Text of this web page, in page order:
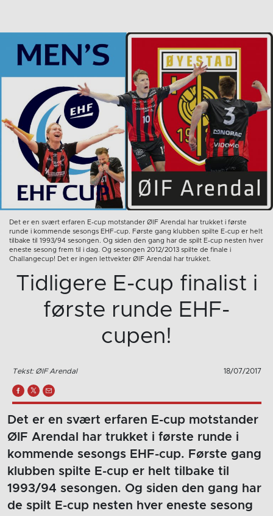
Det er en svært erfaren E-cup motstander ØIF Arendal har trukket i første
runde i kommende sesongs EHF-cup. Første gang klubben spilte E-cup er helt
tilbake til 1993/94 sesongen. Og siden den gang har de spilt E-cup nesten hver
eneste sesong frem til i dag. Og sesongen 2012/2013 spilte de finale i
Challangecup! Det er ingen lettvekter ØIF Arendal har trukket.
Tidligere E-cup finalist i
første runde EHF-
cupen!
Tekst: ØIF Arendal 18/07/2017
Det er en svært erfaren E-cup motstander
ØIF Arendal har trukket i første runde i
kommende sesongs EHF-cup. Første gang
klubben spilte E-cup er helt tilbake til
1993/94 sesongen. Og siden den gang har
de spilt E-cup nesten hver eneste sesong